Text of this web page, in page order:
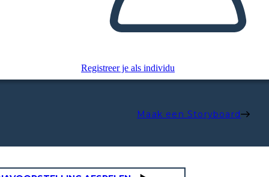
Registreer je als individu
Maak een Storyboard